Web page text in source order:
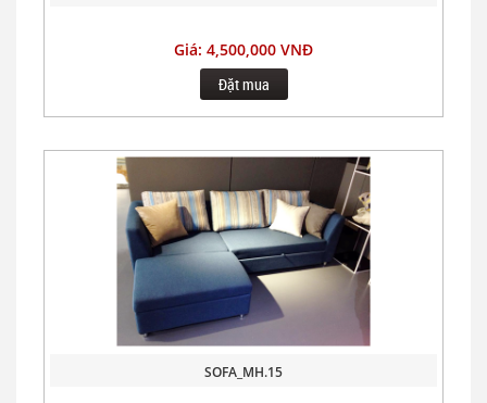
Giá: 4,500,000 VNĐ
Đặt mua
SOFA_MH.15